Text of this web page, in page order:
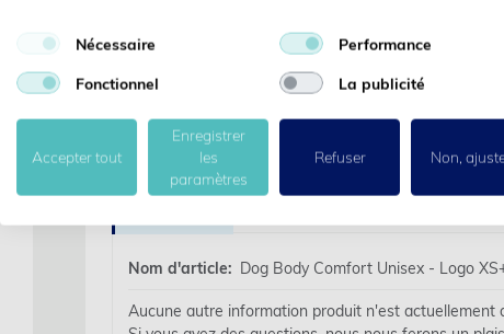
Nom d'article: Dog Body Comfort Unisex - Logo
Aucune autre information produit n'est actuellement
Nécessaire Performance
Fonctionnel La publicité
Accepter tout
Enregistrer
les
paramètres
Refuser Non,